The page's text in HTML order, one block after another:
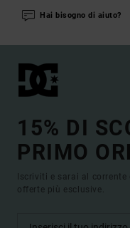
Hai bisogno di aiuto?
15% DI
PRIMO
Iscriviti e sarai al
offerte più esclusive.